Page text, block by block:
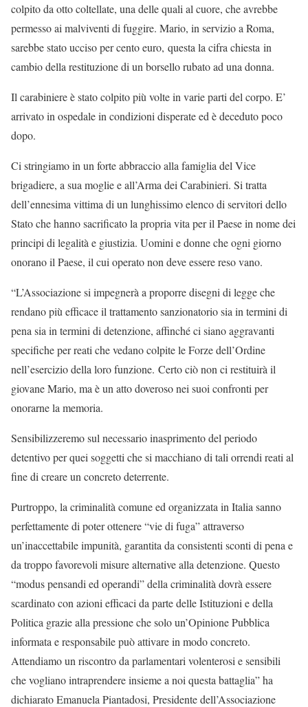
colpito da otto coltellate, una delle quali al cuore, che avrebbe
permesso ai malviventi di fuggire. Mario, in servizio a Roma,
sarebbe stato ucciso per cento euro, questa la cifra chiesta in
cambio della restituzione di un borsello rubato ad una donna.
Il carabiniere è stato colpito più volte in varie parti del corpo. E’
arrivato in ospedale in condizioni disperate ed è deceduto poco
dopo.
Ci stringiamo in un forte abbraccio alla famiglia del Vice
brigadiere, a sua moglie e all’Arma dei Carabinieri. Si tratta
dell’ennesima vittima di un lunghissimo elenco di servitori dello
Stato che hanno sacrificato la propria vita per il Paese in nome dei
principi di legalità e giustizia. Uomini e donne che ogni giorno
onorano il Paese, il cui operato non deve essere reso vano.
“L’Associazione si impegnerà a proporre disegni di legge che
rendano più efficace il trattamento sanzionatorio sia in termini di
pena sia in termini di detenzione, affinché ci siano aggravanti
specifiche per reati che vedano colpite le Forze dell’Ordine
nell’esercizio della loro funzione. Certo ciò non ci restituirà il
giovane Mario, ma è un atto doveroso nei suoi confronti per
onorarne la memoria.
Sensibilizzeremo sul necessario inasprimento del periodo
detentivo per quei soggetti che si macchiano di tali orrendi reati al
fine di creare un concreto deterrente.
Purtroppo, la criminalità comune ed organizzata in Italia sanno
perfettamente di poter ottenere “vie di fuga” attraverso
un’inaccettabile impunità, garantita da consistenti sconti di pena e
da troppo favorevoli misure alternative alla detenzione. Questo
“modus pensandi ed operandi” della criminalità dovrà essere
scardinato con azioni efficaci da parte delle Istituzioni e della
Politica grazie alla pressione che solo un’Opinione Pubblica
informata e responsabile può attivare in modo concreto.
Attendiamo un riscontro da parlamentari volenterosi e sensibili
che vogliano intraprendere insieme a noi questa battaglia” ha
dichiarato Emanuela Piantadosi, Presidente dell’Associazione